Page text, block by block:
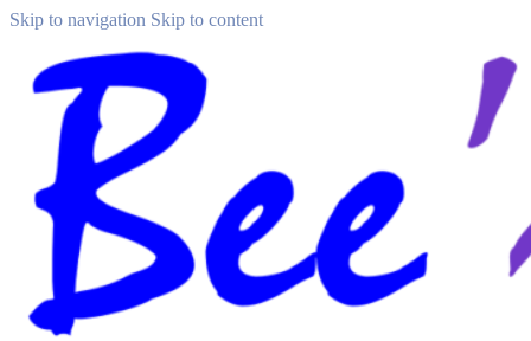
Skip to navigation Skip to content